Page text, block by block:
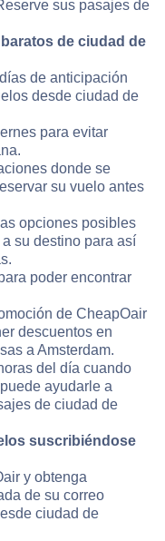
sus pasajes de
de ciudad de
de anticipación
desde ciudad de
para evitar
donde se
su vuelo antes
opciones posibles
su destino para así
poder encontrar
de CheapOair
descuentos en
a Amsterdam.
del día cuando
ayudarle a
de ciudad de
suscribiéndose
y obtenga
de su correo
ciudad de